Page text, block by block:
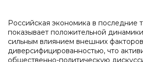
Российская экономика в последние
показывает положительной
сильным влиянием внешних
диверсифицированностью, что
общественно-политическую